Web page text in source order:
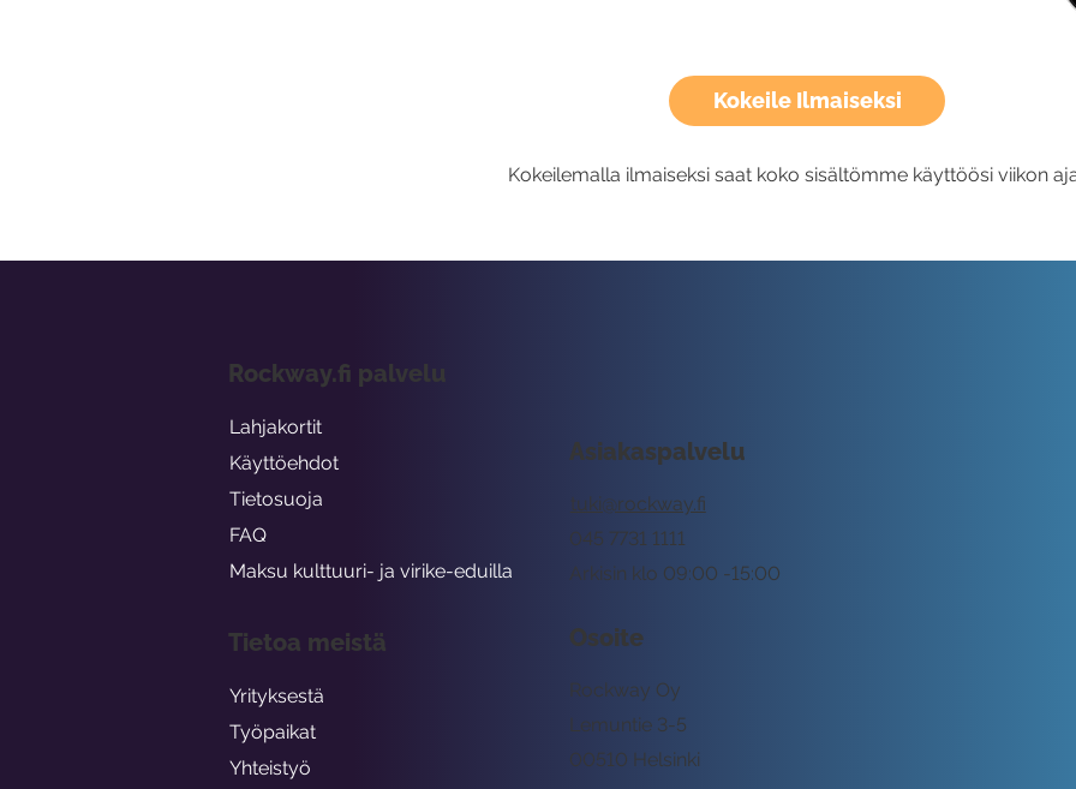
Kokeile Ilmaiseksi
Kokeilemalla ilmaiseksi saat koko sisältömme käyttöösi viikon
Asiakaspalvelu
tuki@rockway.fi
Arkisin klo 09:00 -15:00
045 7731 1111
Osoite
Rockway Oy
Lemuntie 3-5
00510 Helsinki
Rockway.fi palvelu
Lahjakortit
Käyttöehdot
Tietosuoja
FAQ
Maksu kulttuuri- ja virike-eduilla
Tietoa meistä
Yrityksestä
Työpaikat
Yhteistyö